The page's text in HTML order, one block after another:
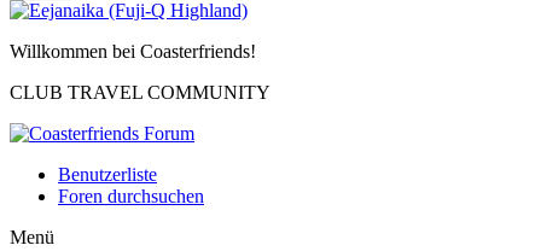
Willkommen bei Coasterfriends!
CLUB TRAVEL COMMUNITY
Benutzerliste
Foren durchsuchen
Menü